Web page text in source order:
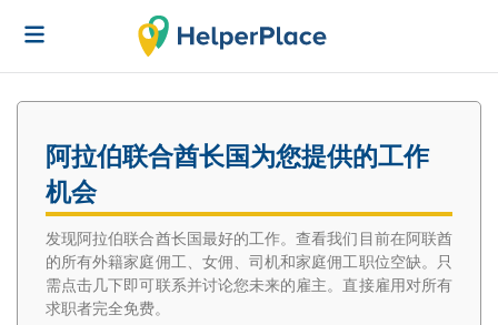
阿拉伯联合酋长国为您提供的工作
机会
发现阿拉伯联合酋长国最好的工作。查看我们目前在阿联酋
的所有外籍家庭佣工、女佣、司机和家庭佣工职位空缺。只
需点击几下即可联系并讨论您未来的雇主。直接雇用对所有
求职者完全免费。